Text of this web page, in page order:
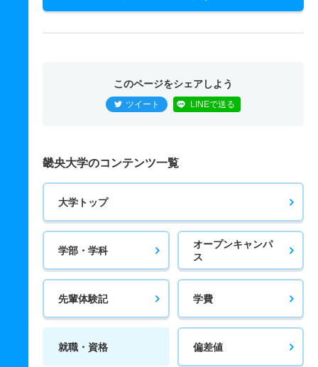
このページをシェアしよう
ツイート LINEで送る
畿央大学のコンテンツ一覧
大学トップ
学部・学科
オープンキャンパ
ス
先輩体験記 学費
就職・資格 偏差値